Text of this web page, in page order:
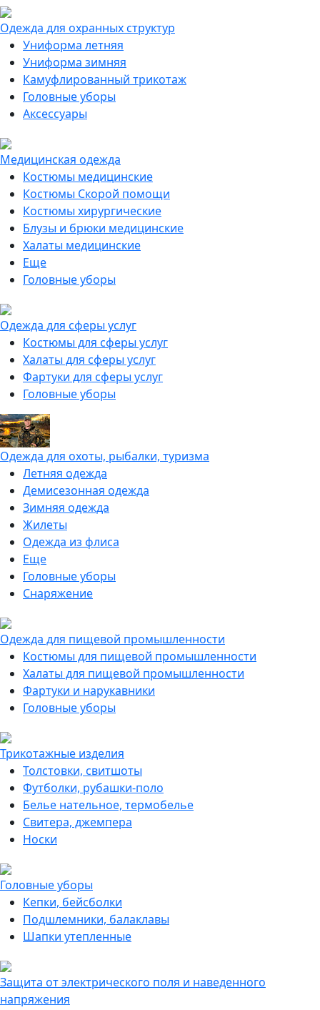
Одежда для охранных структур
Униформа летняя
Униформа зимняя
Камуфлированный трикотаж
Головные уборы
Аксессуары
Медицинская одежда
Костюмы медицинские
Костюмы Скорой помощи
Костюмы хирургические
Блузы и брюки медицинские
Халаты медицинские
Еще
Головные уборы
Одежда для сферы услуг
Костюмы для сферы услуг
Халаты для сферы услуг
Фартуки для сферы услуг
Головные уборы
Одежда для охоты, рыбалки, туризма
Летняя одежда
Демисезонная одежда
Зимняя одежда
Жилеты
Одежда из флиса
Еще
Головные уборы
Снаряжение
Одежда для пищевой промышленности
Костюмы для пищевой промышленности
Халаты для пищевой промышленности
Фартуки и нарукавники
Головные уборы
Трикотажные изделия
Толстовки, свитшоты
Футболки, рубашки-поло
Белье нательное, термобелье
Свитера, джемпера
Носки
Головные уборы
Кепки, бейсболки
Подшлемники, балаклавы
Шапки утепленные
Защита от электрического поля и наведенного
напряжения